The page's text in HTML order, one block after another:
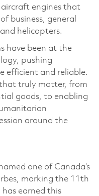
engines that
business, general
helicopters.
have been at the
pushing
efficient and reliable.
truly matter, from
goods, to enabling
around the
one of Canada’s
marking the 11th
earned this